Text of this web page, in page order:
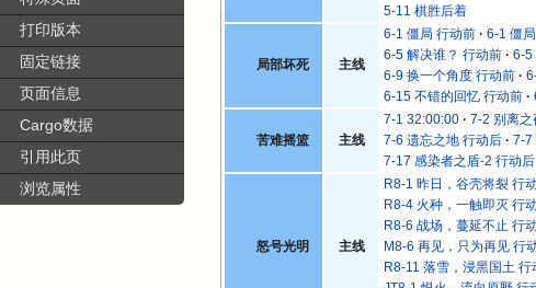
5-11 棋胜后着
局部坏死 主线
6-1 僵局 行动前 6-1 僵
6-5 解决谁？ 行动前
6-5
6-9 换一个角度 行动前
6-15 不错的回忆 行动前
苦难摇篮 主线
7-1 32:00:00 7-2 别离之
7-6 遗忘之地 行动后
7-7
7-17 感染者之盾-2 行动后
怒号光明 主线
R8-1 昨日，谷壳将裂 行
R8-4 火种，一触即灭 行
R8-6 战场，蔓延不止 行
M8-6 再见，只为再见 行
R8-11 落雪，浸黑国土 行
打印版本
固定链接
页面信息
Cargo数据
引用此页
浏览属性